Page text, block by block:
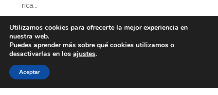
rica...
Utilizamos cookies para ofrecerte la mejor experiencia en
nuestra web.
Puedes aprender más sobre qué cookies utilizamos o
desactivarlas en los ajustes.
Aceptar